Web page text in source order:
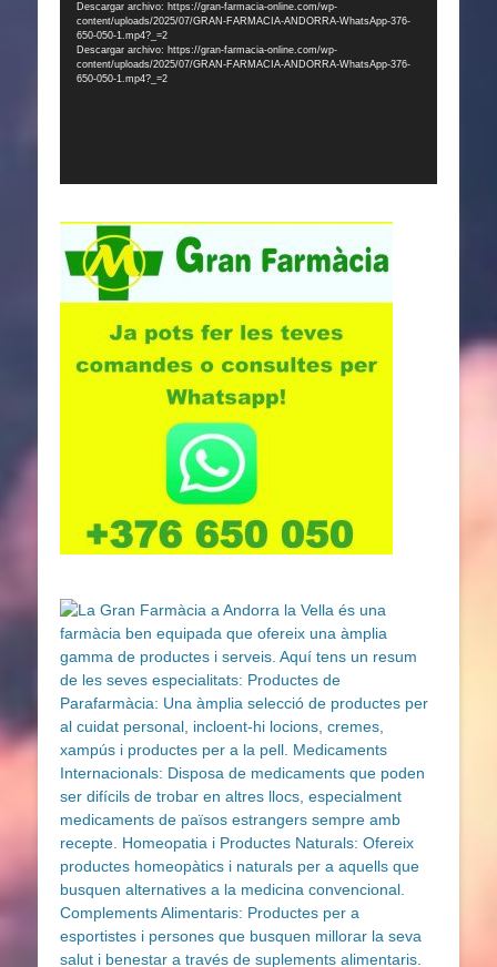
vídeo
Descargar archivo: https://gran-farmacia-online.com/wp-
content/uploads/2025/07/GRAN-FARMACIA-ANDORRA-WhatsApp-376-
650-050-1.mp4?_=2
Descargar archivo: https://gran-farmacia-online.com/wp-
content/uploads/2025/07/GRAN-FARMACIA-ANDORRA-WhatsApp-376-
650-050-1.mp4?_=2